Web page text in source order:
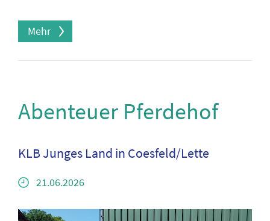
Mehr
Abenteuer Pferdehof
KLB Junges Land in Coesfeld/Lette
21.06.2026